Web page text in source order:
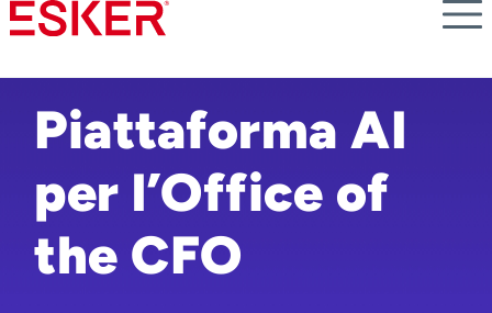
Skip
to
content
Piattaforma AI
per l’Office of
the CFO